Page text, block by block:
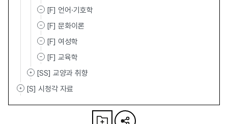
[F] 언어·기호학
[F] 문화이론
[F] 여성학
[F] 교육학
[SS] 교양과 취향
[S] 시청각 자료